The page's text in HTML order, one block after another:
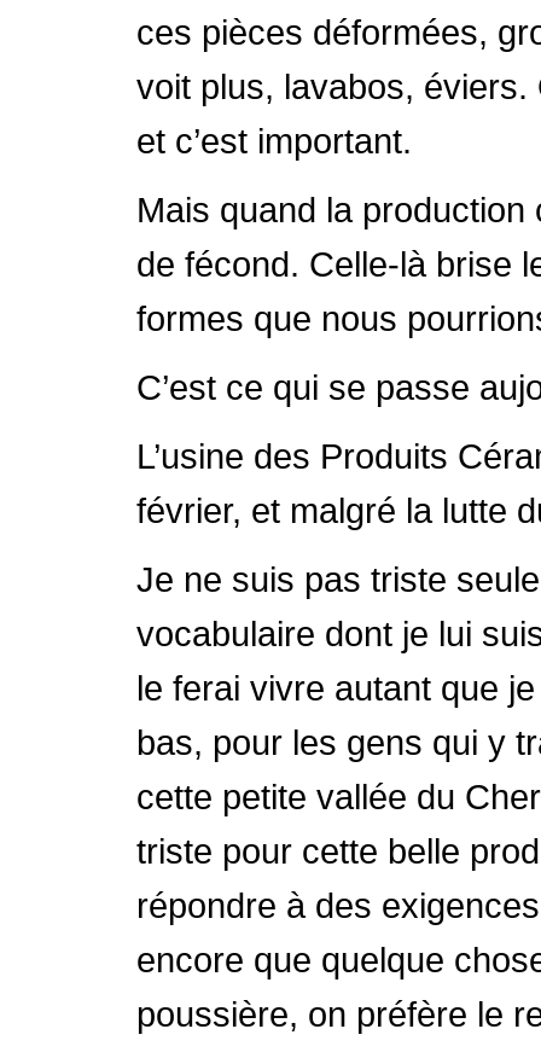
ces pièces déformées,
voit plus, lavabos,
et c’est important.
Mais quand la production
de fécond. Celle-là brise
formes que nous
C’est ce qui se passe
L’usine des Produits
février, et malgré la lutte
Je ne suis pas triste
vocabulaire dont je lui
le ferai vivre autant que
bas, pour les gens qui y
cette petite vallée du
triste pour cette belle
répondre à des
encore que quelque
poussière, on préfère le